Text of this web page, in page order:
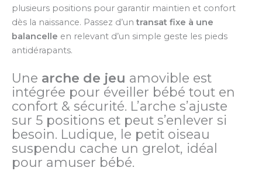
plusieurs positions pour garantir maintien et confort
dès la naissance. Passez d’untransat fixe à une
balancelle en relevant d’un simple geste les pieds
antidérapants.
Une arche de jeu amovible est
intégrée pour éveiller bébé tout en
confort & sécurité. L’arche s’ajuste
sur 5 positions et peut s’enlever si
besoin. Ludique, le petit oiseau
suspendu cache un grelot, idéal
pour amuser bébé.